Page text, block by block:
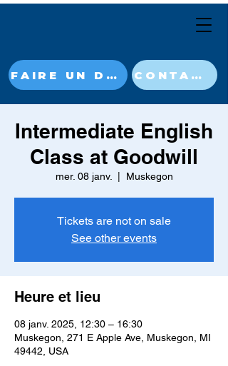
FAIRE UN DON MAINTENANT CONTACT
Intermediate English
Class at Goodwill
mer. 08 janv. Muskegon
Tickets are not on sale
See other events
Heure et lieu
08 janv. 2025, 12:30 – 16:30
Muskegon, 271 E Apple Ave, Muskegon, MI
49442, USA